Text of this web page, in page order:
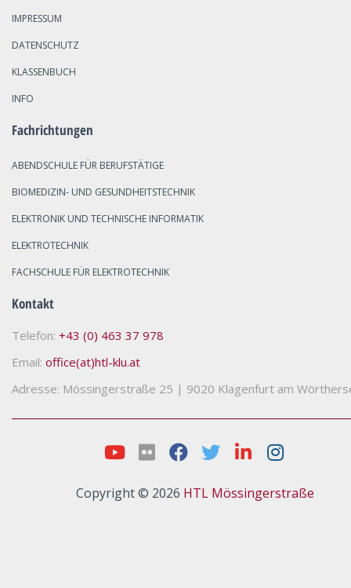
IMPRESSUM
DATENSCHUTZ
KLASSENBUCH
INFO
Fachrichtungen
ABENDSCHULE FÜR BERUFSTÄTIGE
BIOMEDIZIN- UND GESUNDHEITSTECHNIK
ELEKTRONIK UND TECHNISCHE INFORMATIK
ELEKTROTECHNIK
FACHSCHULE FÜR ELEKTROTECHNIK
Kontakt
Telefon: +43 (0) 463 37 978
Email: office(at)htl-klu.at
Adresse: Mössingerstraße 25 | 9020 Klagenfurt am
Copyright © 2026 HTL Mössingerstraße